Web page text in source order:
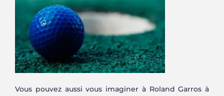
Vous pouvez aussi vous imaginer à Roland Garros à